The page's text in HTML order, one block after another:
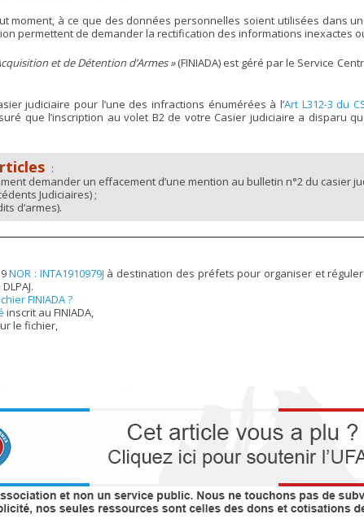
moment, à ce que des données personnelles soient utilisées dans
permettent de demander la rectification des informations inexactes
et de Détention d’Armes »(FINIADA) est géré par le Service
judiciaire pour l’une des infractions énumérées à l’Art L312-3 du
que l’inscription au volet B2 de votre Casier judiciaire a disparu
:
demander un effacement d’une mention au bulletin n°2 du casier
Judiciaires) ;
d’armes).
NOR : INTA1910979J à destination des préfets pour organiser et
FINIADA ?
inscrit au FINIADA,
le fichier,